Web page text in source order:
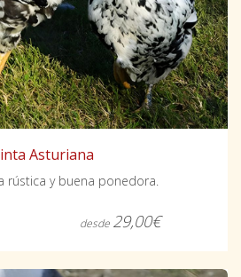
Asturiana
rústica y buena ponedora.
desde 29,00€